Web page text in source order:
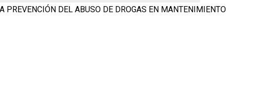
PREVENCIÓN DEL ABUSO DE DROGAS EN MANTENIMIENTO